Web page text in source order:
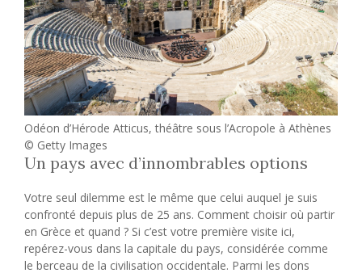
Odéon d’Hérode Atticus, théâtre sous l’Acropole à Athènes
© Getty Images
Un pays avec d’innombrables options
Votre seul dilemme est le même que celui auquel je suis
confronté depuis plus de 25 ans. Comment choisir où partir
en Grèce et quand ? Si c’est votre première visite ici,
repérez-vous dans la capitale du pays, considérée comme
le berceau de la civilisation occidentale. Parmi les dons